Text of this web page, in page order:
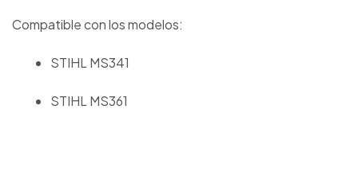
Compatible con los modelos:
STIHL MS341
STIHL MS361